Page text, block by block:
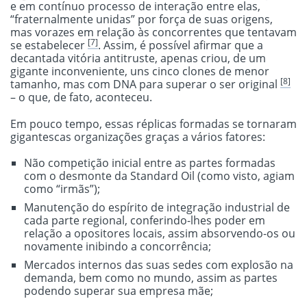
e em contínuo processo de interação entre elas,
“fraternalmente unidas” por força de suas origens,
mas vorazes em relação às concorrentes que tentavam
se estabelecer [7]. Assim, é possível afirmar que a
decantada vitória antitruste, apenas criou, de um
gigante inconveniente, uns cinco clones de menor
tamanho, mas com DNA para superar o ser original [8]
– o que, de fato, aconteceu.
Em pouco tempo, essas réplicas formadas se tornaram
gigantescas organizações graças a vários fatores:
Não competição inicial entre as partes formadas
com o desmonte da Standard Oil (como visto, agiam
como “irmãs”);
Manutenção do espírito de integração industrial de
cada parte regional, conferindo-lhes poder em
relação a opositores locais, assim absorvendo-os ou
novamente inibindo a concorrência;
Mercados internos das suas sedes com explosão na
demanda, bem como no mundo, assim as partes
podendo superar sua empresa mãe;